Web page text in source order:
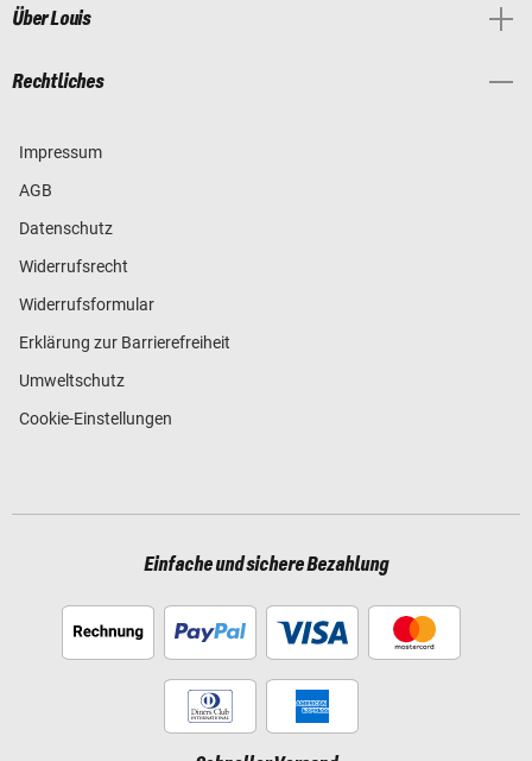
Über Louis
Rechtliches
Impressum
AGB
Datenschutz
Widerrufsrecht
Widerrufsformular
Erklärung zur Barrierefreiheit
Umweltschutz
Cookie-Einstellungen
Einfache und sichere Bezahlung